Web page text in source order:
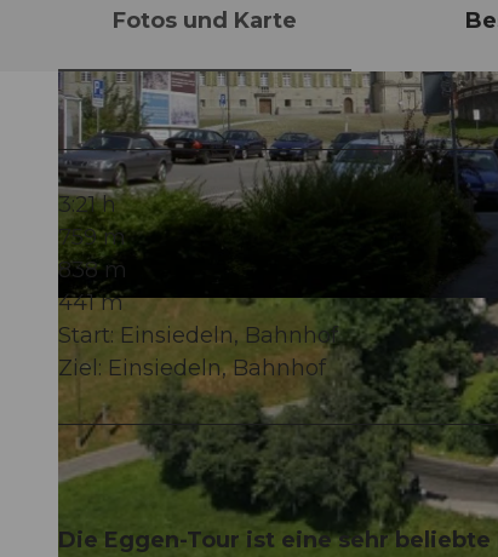
© Bikegenoss Zentralschweiz
Fotos und Karte
3:21 h
759 m
838 m
441 m
Start: Einsiedeln, Bahnhof
Ziel: Einsiedeln, Bahnhof
Die Eggen-Tour ist eine sehr